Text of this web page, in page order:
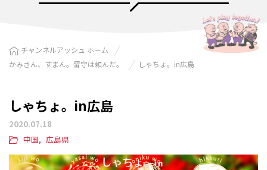
チャンネルアッシュ ホーム
かみさん、すまん。留守は頼んだ。
しゃちょ。in広島
しゃちょ。in広島
2020.07.18
中国
広島県